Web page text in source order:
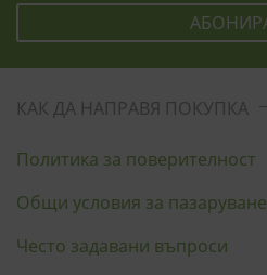
КАК ДА НАПРАВЯ ПОКУПКА
Политика за поверителност
Общи условия за пазаруване
Често задавани въпроси